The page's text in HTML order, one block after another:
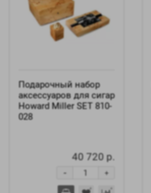
Подарочный набор
аксессуаров для сигар
Howard Miller SET 810-
028
40 720 р.
+
-